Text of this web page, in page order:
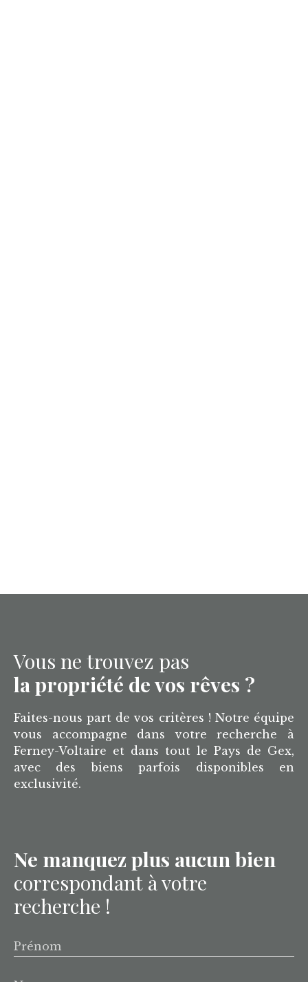
Vous ne trouvez pas
la propriété de vos rêves ?
Faites-nous part de vos critères ! Notre équipe
vous accompagne dans votre recherche à
Ferney-Voltaire et dans tout le Pays de Gex,
avec des biens parfois disponibles en
exclusivité.
Ne manquez plus aucun bien
correspondant à votre
recherche !
Prénom